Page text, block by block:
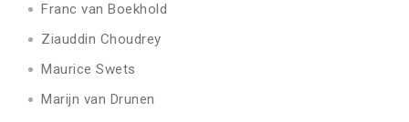
Franc van Boekhold
Ziauddin Choudrey
Maurice Swets
Marijn van Drunen